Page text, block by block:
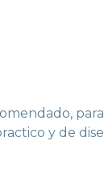
para
y de